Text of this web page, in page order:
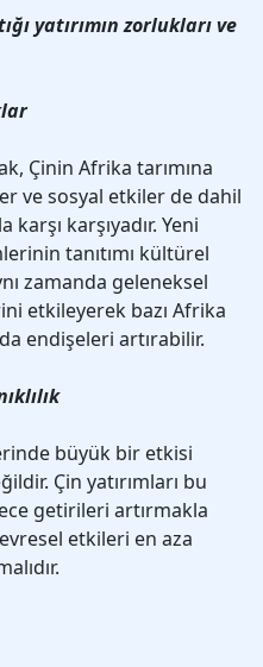
yatırımın zorlukları ve
Çinin Afrika tarımına
ve sosyal etkiler de dahil
karşıyadır. Yeni
tanıtımı kültürel
zamanda geleneksel
etkileyerek bazı Afrika
endişeleri artırabilir.
büyük bir etkisi
Çin yatırımları bu
getirileri artırmakla
etkileri en aza